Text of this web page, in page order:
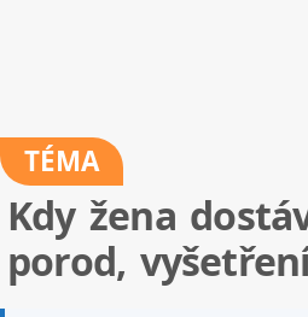
TÉMA
Kdy žena
porod,